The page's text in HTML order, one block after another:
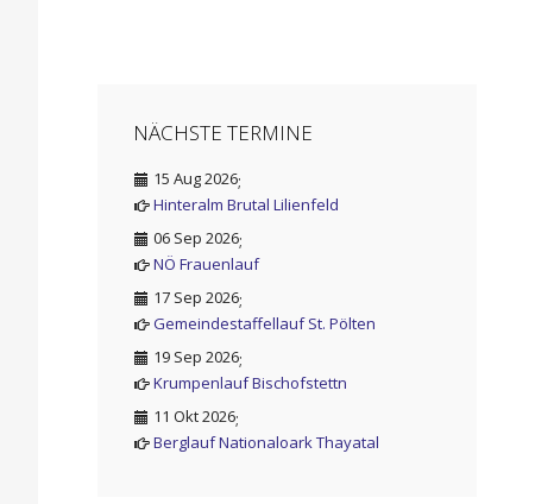
NÄCHSTE TERMINE
15 Aug 2026;
Hinteralm Brutal Lilienfeld
06 Sep 2026;
NÖ Frauenlauf
17 Sep 2026;
Gemeindestaffellauf St. Pölten
19 Sep 2026;
Krumpenlauf Bischofstettn
11 Okt 2026;
Berglauf Nationaloark Thayatal